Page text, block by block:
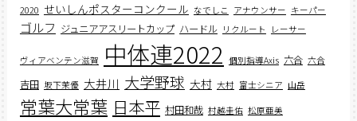
2020 せいしんポスターコンクール なでしこ アナウンサー キーパー
ゴルフ ジュニアアスリートカップ ハードル リクルート レーサー
ヴィアベンテン滋賀 中体連2022 個別指導Axis 六合 六合
吉田 坂下茉優 大井川 大学野球 大村 大村 富士シニア 山岳
常葉大常葉 日本平 村田和哉 村越圭佑 松原亜美